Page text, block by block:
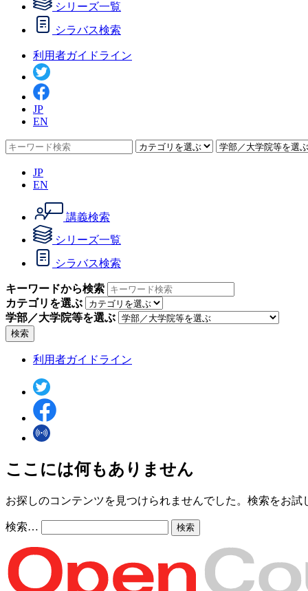
シリーズ一覧
シラバス検索
利用者ガイドライン
JP
EN
JP
EN
講義検索
シリーズ一覧
シラバス検索
キーワードから検索
カテゴリを選ぶ
学部／大学院等を選ぶ
検索
利用者ガイドライン
ここには何もありません
お探しのコンテンツを見つけられませんでした。検索をお試
検索…